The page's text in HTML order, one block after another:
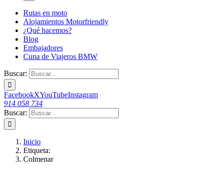
Rutas en moto
Alojamientos Motorfriendly
¿Qué hacemos?
Blog
Embajadores
Cuna de Viajeros BMW
Buscar:
FacebookXYouTubeInstagram
914 058 734
Buscar:
Inicio
Etiqueta:
Colmenar